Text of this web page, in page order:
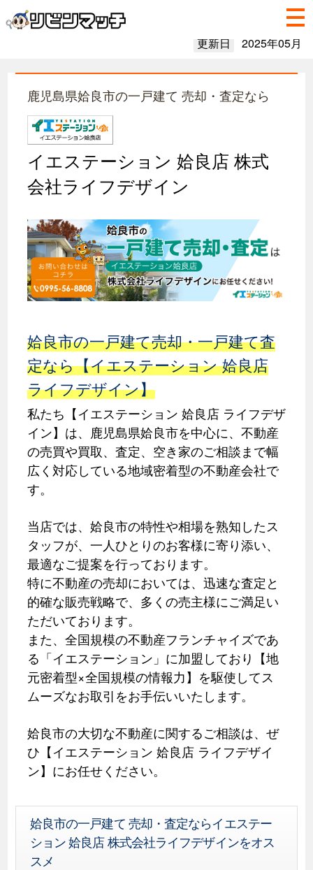
更新日 2025年05月
鹿児島県姶良市の一戸建て 売却・査定なら
イエステーション 姶良店 株式
会社ライフデザイン
姶良市の一戸建て売却・一戸建て査
定なら【イエステーション 姶良店
ライフデザイン】
私たち【イエステーション 姶良店 ライフデザ
イン】は、鹿児島県姶良市を中心に、不動産
の売買や買取、査定、空き家のご相談まで幅
広く対応している地域密着型の不動産会社で
す。
当店では、姶良市の特性や相場を熟知したス
タッフが、一人ひとりのお客様に寄り添い、
最適なご提案を行っております。
特に不動産の売却においては、迅速な査定と
的確な販売戦略で、多くの売主様にご満足い
ただいております。
また、全国規模の不動産フランチャイズであ
る「イエステーション」に加盟しており【地
元密着型×全国規模の情報力】を駆使してス
ムーズなお取引をお手伝いいたします。
姶良市の大切な不動産に関するご相談は、ぜ
ひ【イエステーション 姶良店 ライフデザイ
ン】にお任せください。
姶良市の一戸建て 売却・査定ならイエステー
ション 姶良店 株式会社ライフデザインをオス
スメ